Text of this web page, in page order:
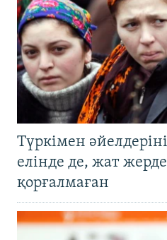
Түркімен
елінде де, жат
қорғалмаған